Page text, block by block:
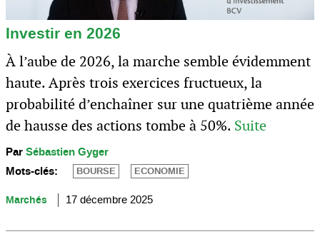
Investir en 2026
À l’aube de 2026, la marche semble évidemment
haute. Après trois exercices fructueux, la
probabilité d’enchaîner sur une quatrième année
de hausse des actions tombe à 50%. Suite
ParSébastien Gyger
Mots-clés:
BOURSE ECONOMIE
Marchés 17 décembre 2025